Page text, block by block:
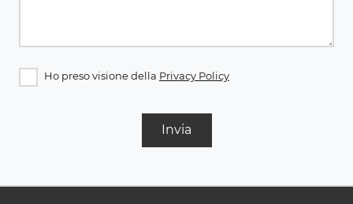
Ho preso visione della Privacy Policy
Invia